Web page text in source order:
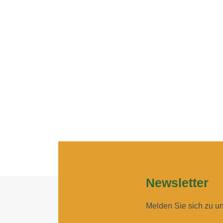
Newsletter
Melden Sie sich zu